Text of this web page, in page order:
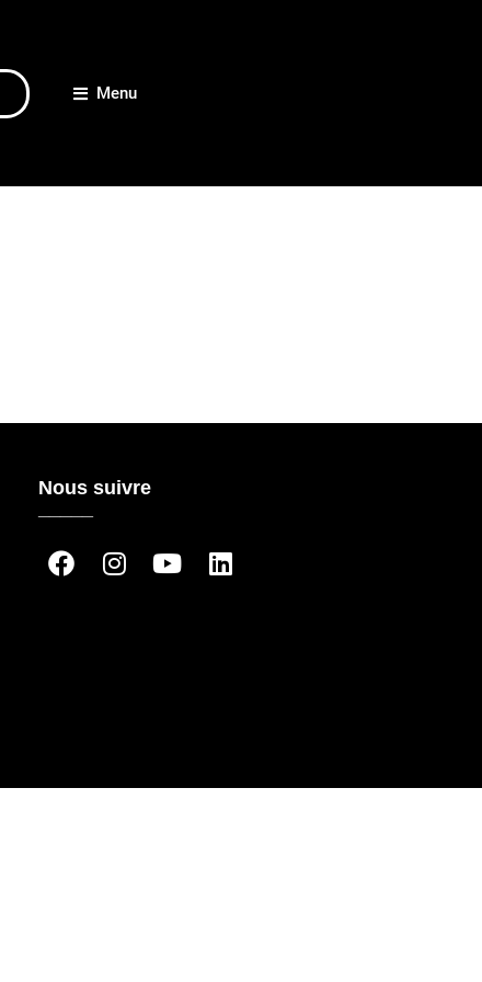
Menu
Nous suivre